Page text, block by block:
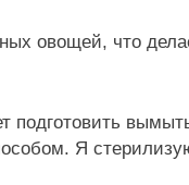
овощей, что
подготовить
Я